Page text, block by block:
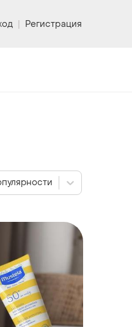
| Регистрация